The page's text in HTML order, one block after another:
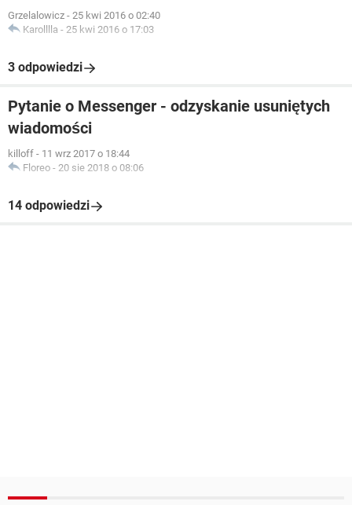
Grzelalowicz - 25 kwi 2016 o 02:40
Karolllla - 25 kwi 2016 o 17:03
3 odpowiedzi
Pytanie o Messenger - odzyskanie usuniętych
wiadomości
killoff - 11 wrz 2017 o 18:44
Floreo - 20 sie 2018 o 08:06
14 odpowiedzi